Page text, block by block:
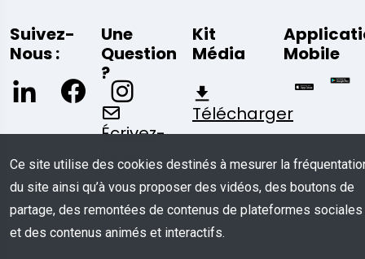
Suivez-
Nous :
Une
Question
?
Écrivez-
Nous
Kit
Média
Télécharger
Mobile
Ce site utilise des cookies destinés à mesurer la
du site ainsi qu’à vous proposer des vidéos, des boutons de
partage, des remontées de contenus de plateformes sociales
et des contenus animés et interactifs.